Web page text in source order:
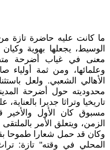
ما كانت عليه حاضرة تازة
الوسيط، يجعلها بهوية
معنى في غياب أضرحة
وعلمائها، ومن ثمة
الأهالي الشعبي. ولعل
محدوديته حول أضرحة
تاريخيا وتراثا جديرا
مسبوق كان الأول
الزمن، ويتعلق الأمر بالملتقى
وكان قد حمل شعارا طموحا
المحلي في وقته" تازة: